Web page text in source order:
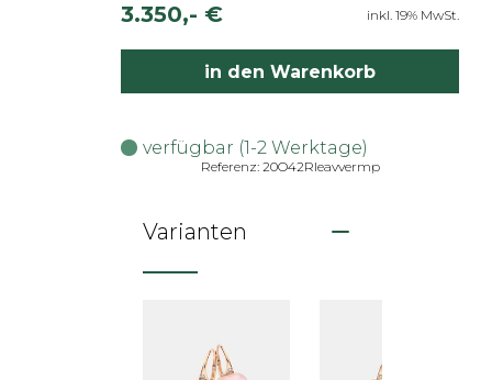
3.350,- € inkl. 19% MwSt.
in den Warenkorb
verfügbar (1-2 Werktage)
Referenz: 20O42Rleavvermp
Varianten